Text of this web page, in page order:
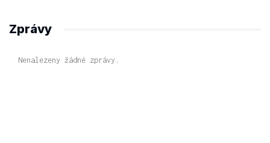
Zprávy
Nenalezeny žádné zprávy.